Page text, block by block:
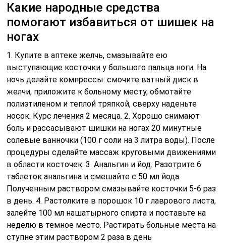
Какие народные средства
помогают избавиться от шишек на
ногах
1. Купите в аптеке желчь, смазывайте ею
выступающие косточки у большого пальца ноги. На
ночь делайте компрессы: смочите ватный диск в
желчи, приложите к больному месту, обмотайте
полиэтиленом и теплой тряпкой, сверху наденьте
носок. Курс лечения 2 месяца. 2. Хорошо снимают
боль и рассасывают шишки на ногах 20 минутные
солевые ванночки (100 г соли на 3 литра воды). После
процедуры сделайте массаж круговыми движениями
в области косточек. 3. Анальгин и йод. Разотрите 6
таблеток анальгина и смешайте с 50 мл йода.
Полученным раствором смазывайте косточки 5-6 раз
в день. 4. Растолките в порошок 10 г лаврового листа,
залейте 100 мл нашатырного спирта и поставьте на
неделю в темное место. Растирать больные места на
ступне этим раствором 2 раза в день